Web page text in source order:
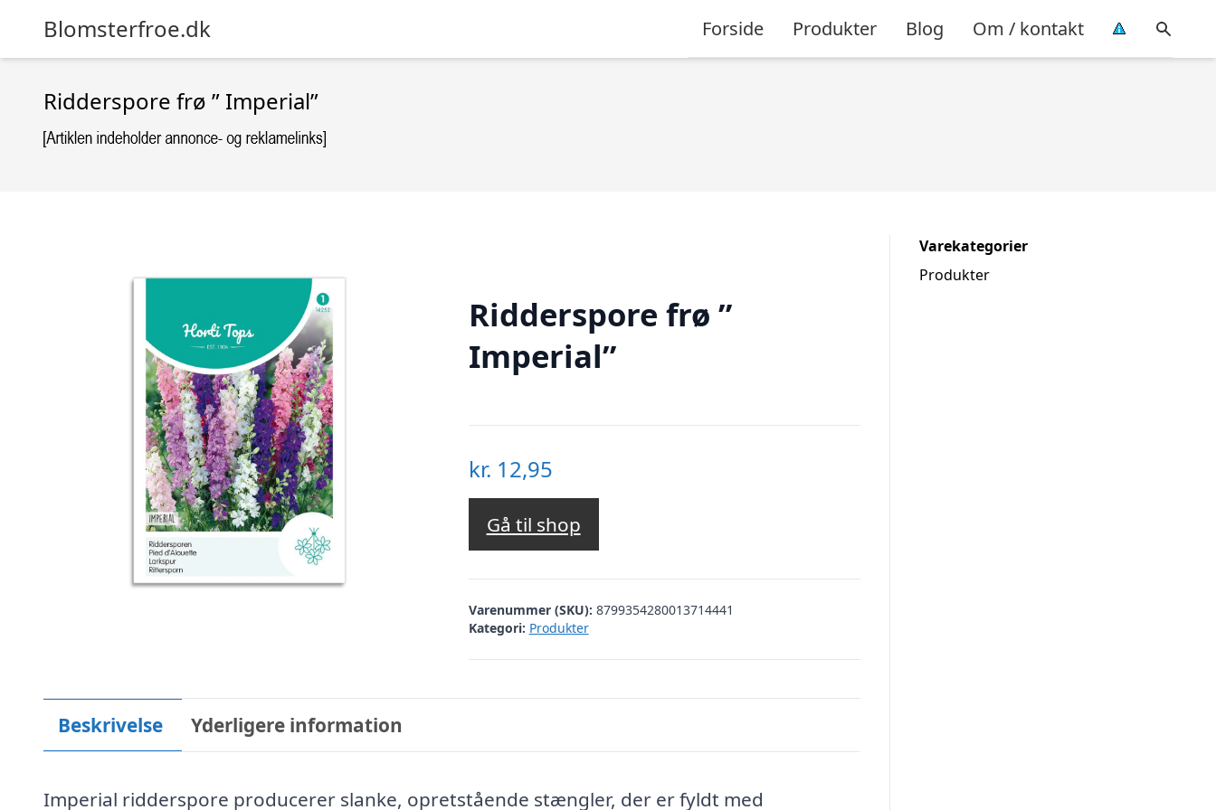
Blomsterfroe.dk Forside Produkter Blog Om / kontakt
Ridderspore frø ” Imperial”
Ridderspore frø ”
Imperial”
kr. 12,95
Gå til shop
Varenummer (SKU): 8799354280013714441
Kategori: Produkter
Beskrivelse Yderligere information
Imperial ridderspore producerer slanke, opretstående stængler, der er fyldt med
Varekategorier
Produkter